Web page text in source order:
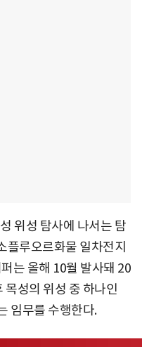
위성 탐사에 나서는 탐
루오르화물 일차전지
는 올해 10월 발사돼 20
목성의 위성 중 하나인
임무를 수행한다.